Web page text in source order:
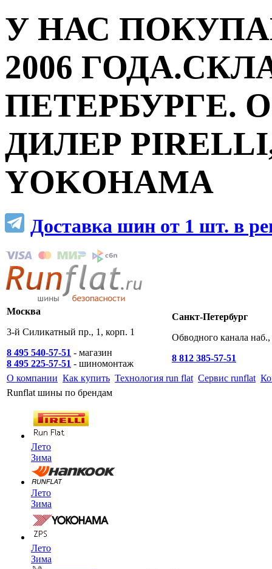
У НАС
2006
ПЕТЕРБУРГЕ.
ДИЛЕР
YOKOHAMA
Доставка шин от 1 шт. в
Москва
3-й Силикатный пр., 1, корп. 1
8 495 540-57-51 - магазин
8 495 225-57-51 - шиномонтаж
Санкт-Петербург
Обводного канала
8 812 385-57-51
О компании Как купить Технология run flat Сервис runflat
Runflat шины по брендам
Лето
Зима
Лето
Зима
Лето
Зима